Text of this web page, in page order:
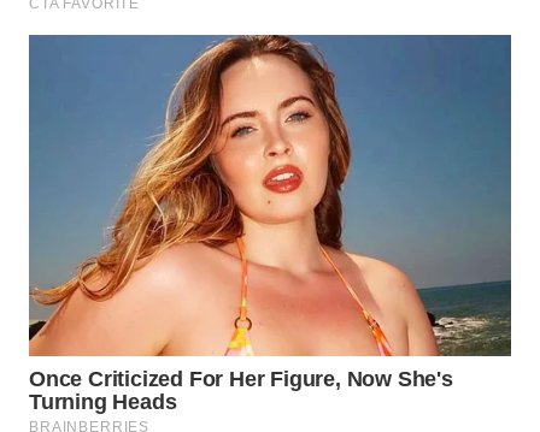
WN
KARO
LABUHANBATU
WN
TAPANULI
TENGAH
WN DELI
SERDANG